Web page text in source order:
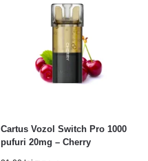
Cartus Vozol Switch Pro 1000
pufuri 20mg – Cherry